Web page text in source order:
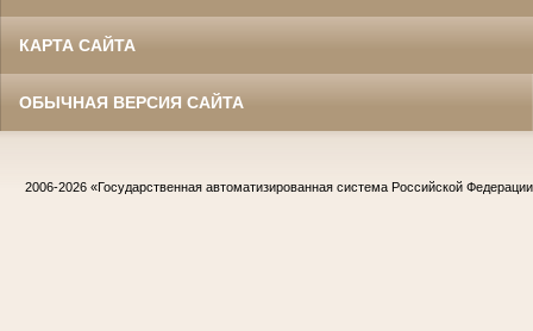
КАРТА САЙТА
ОБЫЧНАЯ ВЕРСИЯ САЙТА
2006-2026 «Государственная автоматизированная система Российской